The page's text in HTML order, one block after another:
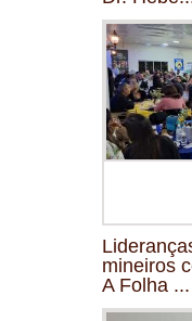
mineiros
A Folha ...